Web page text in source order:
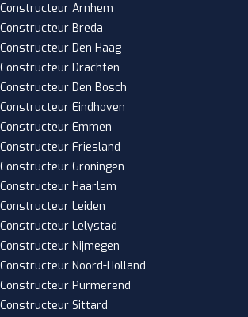
Constructeur Arnhem
Constructeur Breda
Constructeur Den Haag
Constructeur Drachten
Constructeur Den Bosch
Constructeur Eindhoven
Constructeur Emmen
Constructeur Friesland
Constructeur Groningen
Constructeur Haarlem
Constructeur Leiden
Constructeur Lelystad
Constructeur Nijmegen
Constructeur Noord-Holland
Constructeur Purmerend
Constructeur Sittard